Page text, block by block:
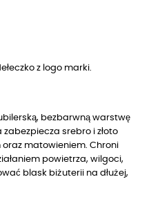
z logo marki.
bezbarwną warstwę
zabezpiecza srebro i złoto
matowieniem. Chroni
powietrza, wilgoci,
blask biżuterii na dłużej,